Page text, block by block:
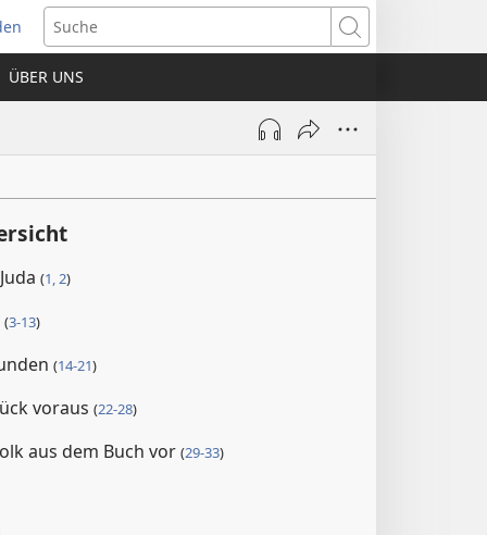
Suche
ÜBER UNS
(1, 2)
(3-13)
(14-21)
voraus (22-28)
aus dem Buch vor (29-33)